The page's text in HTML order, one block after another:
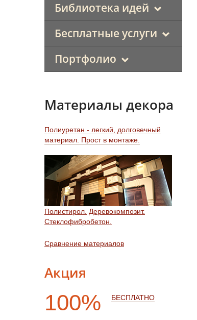
Библиотека идей
Бесплатные услуги
Портфолио
Материалы декора
Полиуретан - легкий, долговечный
материал. Прост в монтаже.
Полистирол. Деревокомпозит.
Стеклофибробетон.
Сравнение материалов
Акция
100% БЕСПЛАТНО